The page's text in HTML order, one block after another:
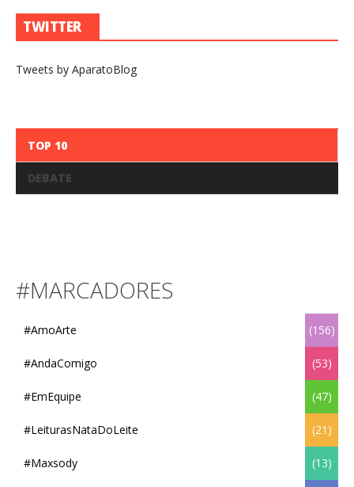
TWITTER
Tweets by AparatoBlog
TOP 10
DEBATE
#MARCADORES
#AmoArte (156)
#AndaComigo (53)
#EmEquipe (47)
#LeiturasNataDoLeite (21)
#Maxsody (13)